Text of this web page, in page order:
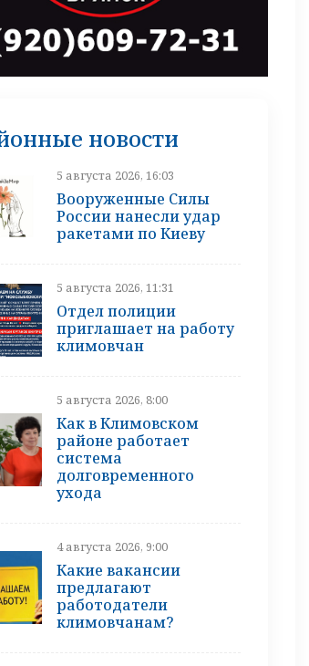
новости
5 августа 2026, 16:03
Вооруженные Силы
России нанесли удар
ракетами по Киеву
5 августа 2026, 11:31
Отдел полиции
приглашает на работу
климовчан
5 августа 2026, 8:00
Как в Климовском
районе работает
система
долговременного
ухода
4 августа 2026, 9:00
Какие вакансии
предлагают
работодатели
климовчанам?